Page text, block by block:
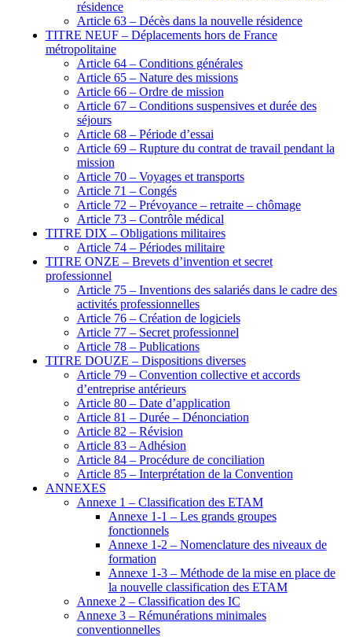
résidence
Article 63 – Décès dans la nouvelle résidence
TITRE NEUF – Déplacements hors de France
métropolitaine
Article 64 – Conditions générales
Article 65 – Nature des missions
Article 66 – Ordre de mission
Article 67 – Conditions suspensives et durée des
séjours
Article 68 – Période d’essai
Article 69 – Rupture du contrat de travail pendant la
mission
Article 70 – Voyages et transports
Article 71 – Congés
Article 72 – Prévoyance – retraite – chômage
Article 73 – Contrôle médical
TITRE DIX – Obligations militaires
Article 74 – Périodes militaire
TITRE ONZE – Brevets d’invention et secret
professionnel
Article 75 – Inventions des salariés dans le cadre des
activités professionnelles
Article 76 – Création de logiciels
Article 77 – Secret professionnel
Article 78 – Publications
TITRE DOUZE – Dispositions diverses
Article 79 – Convention collective et accords
d’entreprise antérieurs
Article 80 – Date d’application
Article 81 – Durée – Dénonciation
Article 82 – Révision
Article 83 – Adhésion
Article 84 – Procédure de conciliation
Article 85 – Interprétation de la Convention
ANNEXES
Annexe 1 – Classification des ETAM
Annexe 1-1 – Les grands groupes
fonctionnels
Annexe 1-2 – Nomenclature des niveaux de
formation
Annexe 1-3 – Méthode de la mise en place de
la nouvelle classification des ETAM
Annexe 2 – Classification des IC
Annexe 3 – Rémunérations minimales
conventionnelles